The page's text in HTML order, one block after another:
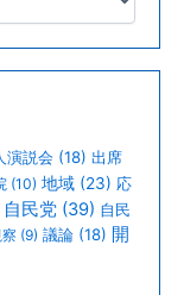
演説会 (18) 出席
(10) 地域 (23) 応
自民党 (39) 自民
(9) 議論 (18) 開